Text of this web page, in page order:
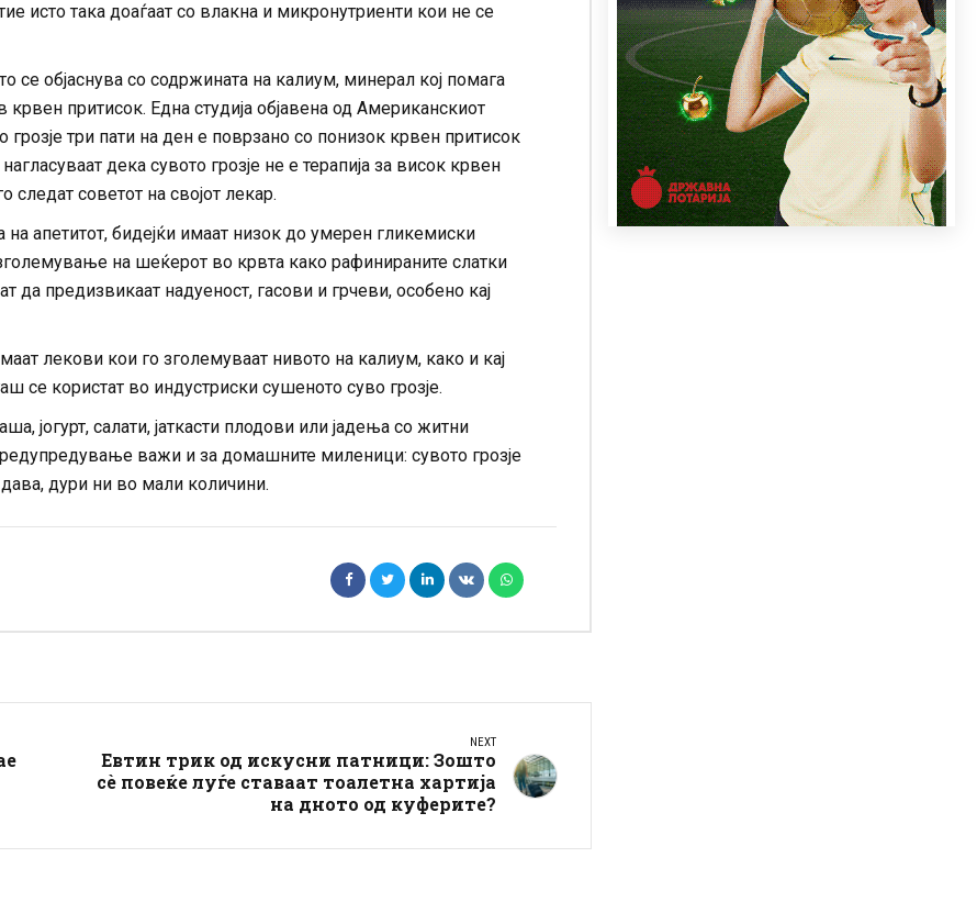
исто така доаѓаат со влакна и микронутриенти кои не се
се објаснува со содржината на калиум, минерал кој помага
притисок. Една студија објавена од Американскиот
грозје три пати на ден е поврзано со понизок крвен притисок
дека сувото грозје не е терапија за висок крвен
следат советот на својот лекар.
на апетитот, бидејќи имаат низок до умерен гликемиски
на шеќерот во крвта како рафинираните слатки
предизвикаат надуеност, гасови и грчеви, особено кај
лекови кои го зголемуваат нивото на калиум, како и кај
се користат во индустриски сушеното суво грозје.
јогурт, салати, јаткасти плодови или јадења со житни
важи и за домашните миленици: сувото грозје
дури ни во мали количини.
NEXT
Евтин трик од искусни патници: Зошто
сè повеќе луѓе ставаат тоалетна хартија
на дното од куферите?